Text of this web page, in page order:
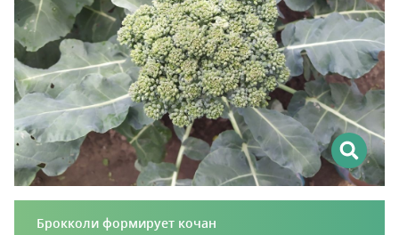
Брокколи формирует кочан